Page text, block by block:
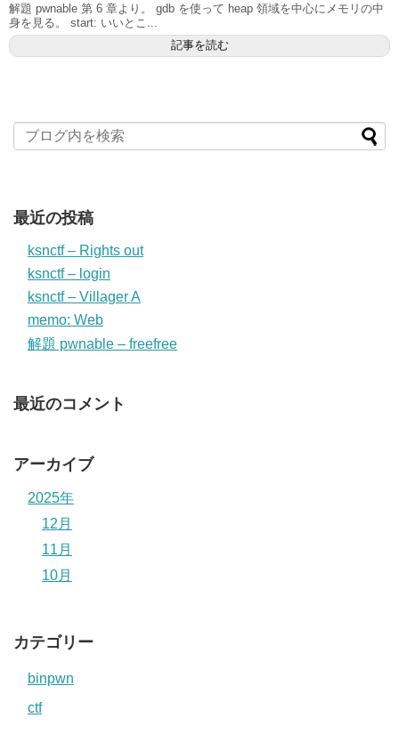
解題 pwnable 第 6 章より。 gdb を使って heap 領域を中心にメモリの中
身を見る。 start: いいとこ...
記事を読む
最近の投稿
ksnctf – Rights out
ksnctf – login
ksnctf – Villager A
memo: Web
解題 pwnable – freefree
最近のコメント
アーカイブ
2025年
12月
11月
10月
カテゴリー
binpwn
ctf